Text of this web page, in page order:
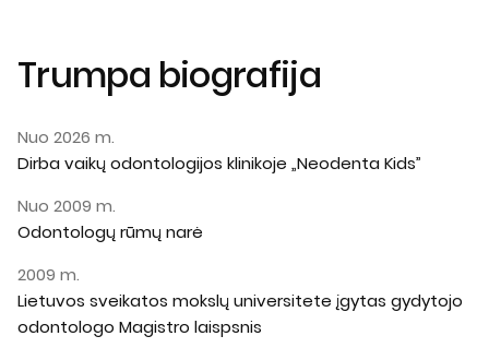
Trumpa biografija
Nuo 2026 m.
Dirba vaikų odontologijos klinikoje „Neodenta Kids”
Nuo 2009 m.
Odontologų rūmų narė
2009 m.
Lietuvos sveikatos mokslų universitete įgytas gydytojo
odontologo Magistro laispsnis